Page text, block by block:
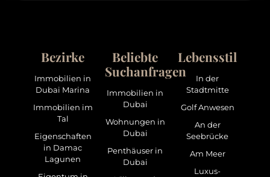
Bezirke
Immobilien in
Dubai Marina
Immobilien im
Tal
Eigenschaften
in Damac
Lagunen
Beliebte
Suchanfragen
Immobilien in
Dubai
Wohnungen in
Dubai
Penthäuser in
Dubai
Lebensstil
In der
Stadtmitte
Golf Anwesen
An der
Seebrücke
Am Meer
Luxus-